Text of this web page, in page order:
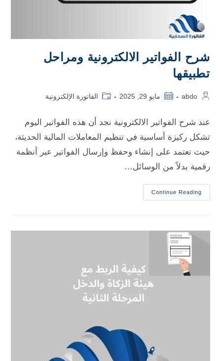
شرح الفواتير الالكترونية ومراحل
تطبيقها
abdo مايو 29, 2025 الفاتورة الإلكترونية
عند شرح الفواتير الالكترونية نجد أن هذه الفواتير اليوم
تشكل ركيزة أساسية في تنظيم المعاملات المالية الحديثة،
حيث تعتمد على إنشاء وحفظ وإرسال الفواتير عبر أنظمة
رقمية بدلاً من الوسائل…
Continue Reading